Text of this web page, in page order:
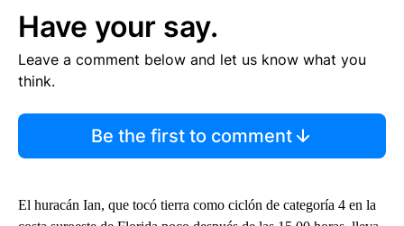
Have your say.
Leave a comment below and let us know what you
think.
Be the first to comment
El huracán Ian, que tocó tierra como ciclón de categoría 4 en la